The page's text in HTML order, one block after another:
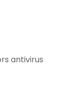
antivirus